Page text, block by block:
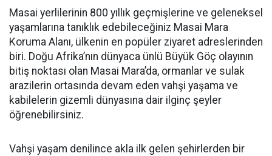
Masai yerlilerinin 800 yıllık geçmişlerine ve geleneksel
yaşamlarına tanıklık edebileceğiniz Masai Mara
Koruma Alanı, ülkenin en popüler ziyaret adreslerinden
biri. Doğu Afrika’nın dünyaca ünlü Büyük Göç olayının
bitiş noktası olan Masai Mara’da, ormanlar ve sulak
arazilerin ortasında devam eden vahşi yaşama ve
kabilelerin gizemli dünyasına dair ilginç şeyler
öğrenebilirsiniz.
Vahşi yaşam denilince akla ilk gelen şehirlerden bir